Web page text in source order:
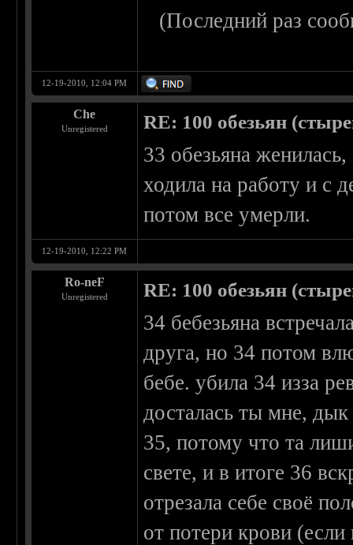
(Последний раз
12-19-2010, 12:04 PM
Che
Unregistered RE: 100 обезьян
33 обезьяна
ходила на работу и с
потом все умерли.
12-19-2010, 12:22 PM
Ro-neF
Unregistered RE: 100 обезьян
34 бебезьяна
друга, но 34 потом
бебе. убила 34 изза
досталась ты мне,
35, потому что та
свете, и в итоге 36
отрезала себе своё
от потери крови